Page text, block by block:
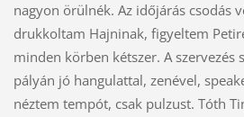
nagyon örülnék. Az időjárás csodás
drukkoltam Hajninak, figyeltem
minden körben kétszer. A szervezés
pályán jó hangulattal, zenével,
néztem tempót, csak pulzust. Tóth